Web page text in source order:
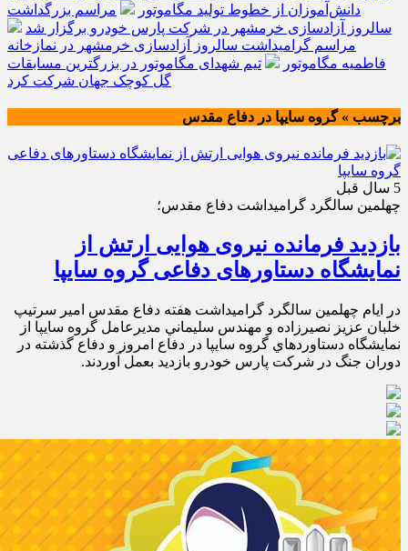
دانش‌آموزان از خطوط تولید مگاموتور
مراسم بزرگداشت
سالروز آزادسازی خرمشهر در شرکت پارس خودرو برگزار شد
مراسم گرامیداشت سالروز آزادسازی خرمشهر در نمازخانه
فاطمیه مگاموتور
تیم شهدای مگاموتور در بزرگترین مسابقات
گل کوچک جهان شرکت کرد
برچسب » گروه سايپا در دفاع مقدس
5 سال قبل
چهلمين سالگرد گراميداشت دفاع مقدس؛
بازدید فرمانده نیروی هوایی ارتش از
نمایشگاه دستاورهای دفاعی گروه سایپا
در ايام چهلمين سالگرد گراميداشت هفته دفاع مقدس امير سرتيپ
خلبان عزيز نصيرزاده و مهندس سليماني مديرعامل گروه سايپا از
نمايشگاه دستاوردهاي گروه سايپا در دفاع امروز و دفاع گذشته در
دوران جنگ در شركت پارس خودرو بازديد بعمل آوردند.